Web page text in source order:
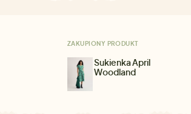
ZAKUPIONY PRODUKT
Sukienka April
Woodland